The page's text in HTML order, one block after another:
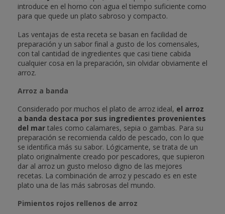
introduce en el horno con agua el tiempo suficiente como
para que quede un plato sabroso y compacto.
Las ventajas de esta receta se basan en facilidad de
preparación y un sabor final a gusto de los comensales,
con tal cantidad de ingredientes que casi tiene cabida
cualquier cosa en la preparación, sin olvidar obviamente el
arroz.
Arroz a banda
Considerado por muchos el plato de arroz ideal, el arroz
a banda destaca por sus ingredientes provenientes
del mar tales como calamares, sepia o gambas. Para su
preparación se recomienda caldo de pescado, con lo que
se identifica más su sabor. Lógicamente, se trata de un
plato originalmente creado por pescadores, que supieron
dar al arroz un gusto meloso digno de las mejores
recetas. La combinación de arroz y pescado es en este
plato una de las más sabrosas del mundo.
Pimientos rojos rellenos de arroz